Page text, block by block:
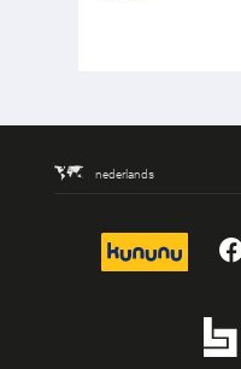
nederlands
kununu